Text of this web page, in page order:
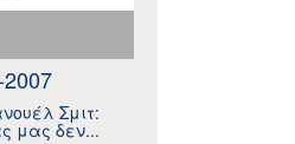
Σμιτ:
μας δεν...